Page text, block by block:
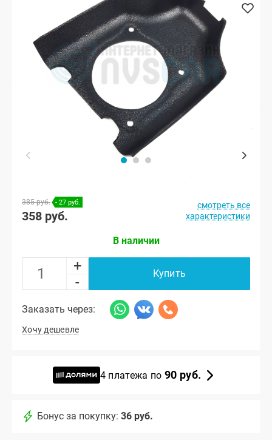
385 руб. - 27 руб.
358 руб.
смотреть все
характеристики
В наличии
+
-
Купить
Заказать через:
Хочу дешевле
4 платежа по 90 руб.
Бонус за покупку: 36 руб.